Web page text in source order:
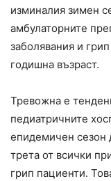
изминалия зимен
амбулаторните
заболявания и
годишна възраст.
Тревожна е
педиатричните
епидемичен сезон
трета от всички
грип пациенти.